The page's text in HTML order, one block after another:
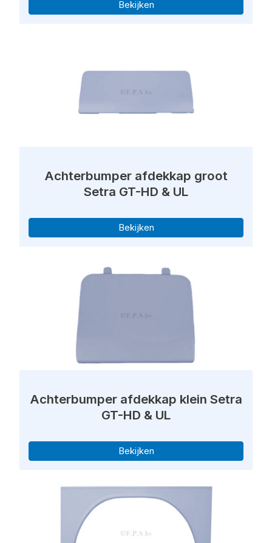
Bekijken
Achterbumper afdekkap groot
Setra GT-HD & UL
Bekijken
Achterbumper afdekkap klein Setra
GT-HD & UL
Bekijken